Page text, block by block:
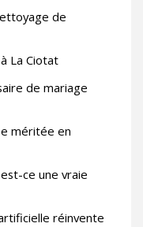
de
La Ciotat
de mariage
méritée en
ce une vraie
réinvente